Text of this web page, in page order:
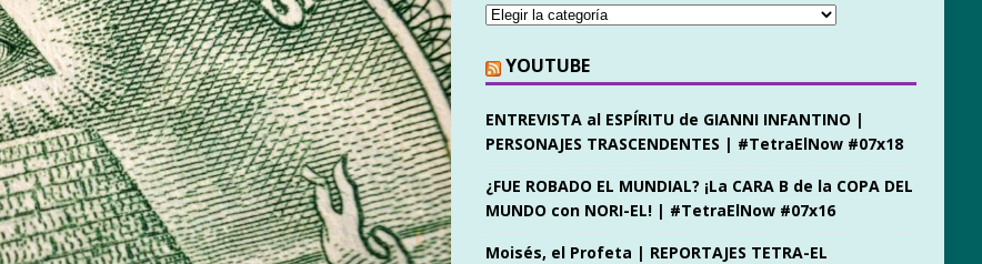
YOUTUBE
ENTREVISTA al ESPÍRITU de GIANNI INFANTINO |
PERSONAJES TRASCENDENTES | #TetraElNow #07x18
¿FUE ROBADO EL MUNDIAL? ¡La CARA B de la COPA DEL
MUNDO con NORI-EL! | #TetraElNow #07x16
Moisés, el Profeta | REPORTAJES TETRA-EL